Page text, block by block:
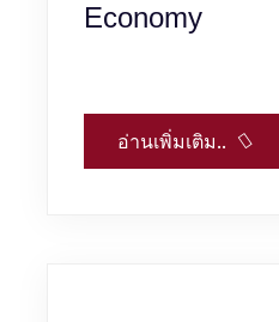
Economy
อ่านเพิ่มเติม..